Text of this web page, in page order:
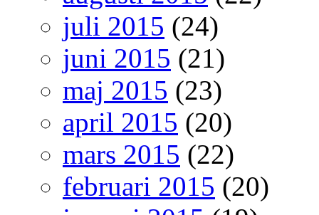
juli 2015 (24)
juni 2015 (21)
maj 2015 (23)
april 2015 (20)
mars 2015 (22)
februari 2015 (20)